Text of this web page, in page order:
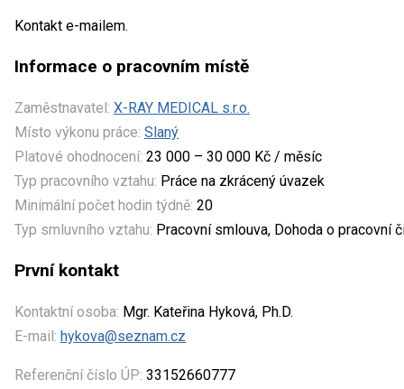
Kontakt e-mailem.
Informace o pracovním místě
Zaměstnavatel: X-RAY MEDICAL s.r.o.
Místo výkonu práce: Slaný
Platové ohodnocení: 23 000 – 30 000 Kč / měsíc
Typ pracovního vztahu: Práce na zkrácený úvazek
Minimální počet hodin týdně: 20
Typ smluvního vztahu: Pracovní smlouva, Dohoda o pracovní
První kontakt
Kontaktní osoba: Mgr. Kateřina Hyková, Ph.D.
E-mail: hykova@seznam.cz
Referenční číslo ÚP: 33152660777